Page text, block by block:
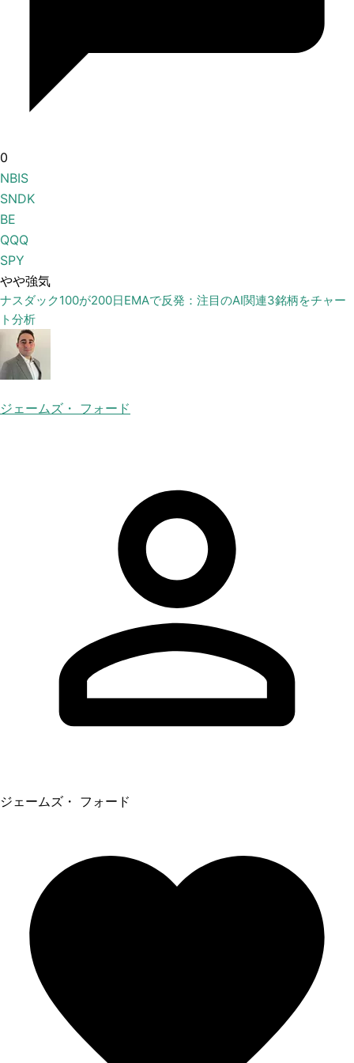
0
NBIS
SNDK
BE
QQQ
SPY
やや強気
ナスダック100が200日EMAで反発：注目のAI関連3銘柄をチャー
ト分析
ジェームズ・ フォード
ジェームズ・ フォード